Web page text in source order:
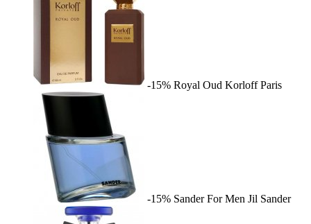
-15% Royal Oud Korloff Paris
-15% Sander For Men Jil Sander